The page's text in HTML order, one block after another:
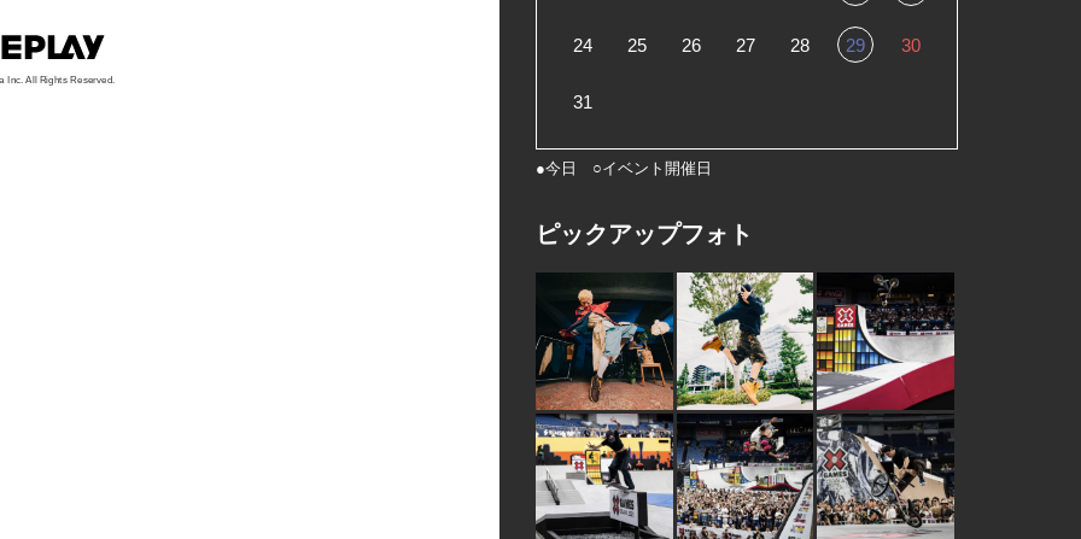
Inc. All Rights Reserved.
24 25 26 27 28 29 30
31
●今日 ○イベント開催日
ピックアップフォト